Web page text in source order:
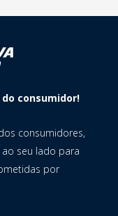
consumidor!
consumidores,
seu lado para
por